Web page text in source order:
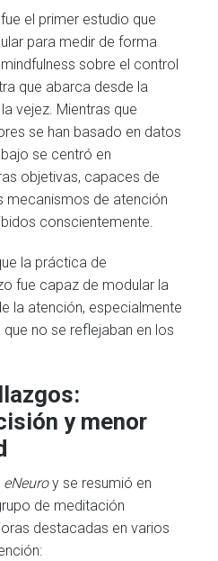
el primer estudio que
para medir de forma
sobre el control
que abarca desde la
vejez. Mientras que
se han basado en datos
se centró en
objetivas, capaces de
mecanismos de atención
conscientemente.
la práctica de
fue capaz de modular la
la atención, especialmente
no se reflejaban en los
y menor
eNeuroy se resumió en
de meditación
destacadas en varios